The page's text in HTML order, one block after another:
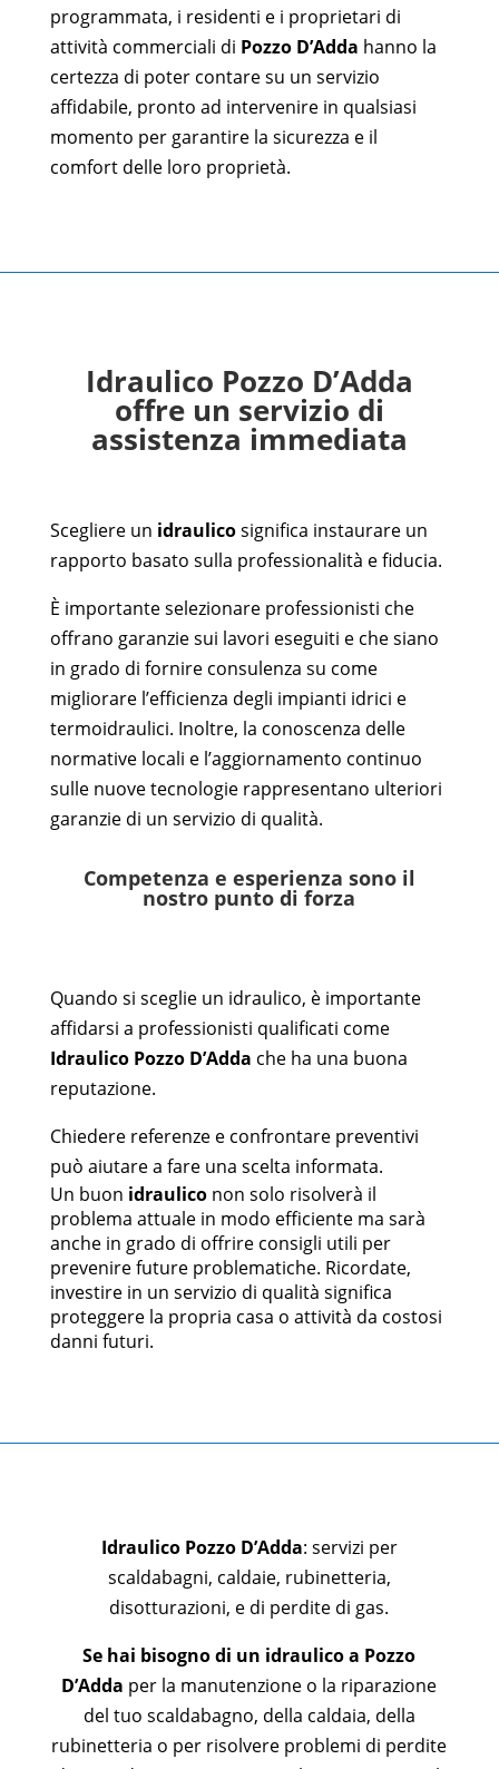
programmata, i residenti e i proprietari di
attività commerciali di Pozzo D’Adda hanno la
certezza di poter contare su un servizio
affidabile, pronto ad intervenire in qualsiasi
momento per garantire la sicurezza e il
comfort delle loro proprietà.
Idraulico Pozzo D’Adda
offre un servizio di
assistenza immediata
Scegliere un idraulicosignifica instaurare un
rapporto basato sulla professionalità e fiducia.
È importante selezionare professionisti che
offrano garanzie sui lavori eseguiti e che siano
in grado di fornire consulenza su come
migliorare l’efficienza degli impianti idrici e
termoidraulici. Inoltre, la conoscenza delle
normative locali e l’aggiornamento continuo
sulle nuove tecnologie rappresentano ulteriori
garanzie di un servizio di qualità.
Competenza e esperienza sono il
nostro punto di forza
Quando si sceglie un idraulico, è importante
affidarsi a professionisti qualificati come
Idraulico Pozzo D’Adda che ha una buona
reputazione.
Chiedere referenze e confrontare preventivi
può aiutare a fare una scelta informata.
Un buon idrauliconon solo risolverà il
problema attuale in modo efficiente ma sarà
anche in grado di offrire consigli utili per
prevenire future problematiche. Ricordate,
investire in un servizio di qualità significa
proteggere la propria casa o attività da costosi
danni futuri.
Idraulico Pozzo D’Adda: servizi per
scaldabagni, caldaie, rubinetteria,
disotturazioni, e di perdite di gas.
Se hai bisogno di un idraulico a Pozzo
D’Adda per la manutenzione o la riparazione
del tuo scaldabagno, della caldaia, della
rubinetteria o per risolvere problemi di perdite